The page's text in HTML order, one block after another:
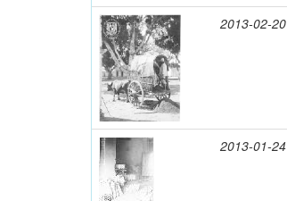
2013-02-20
2013-01-24